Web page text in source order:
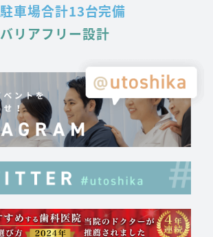
駐車場合計13台完備
バリアフリー設計